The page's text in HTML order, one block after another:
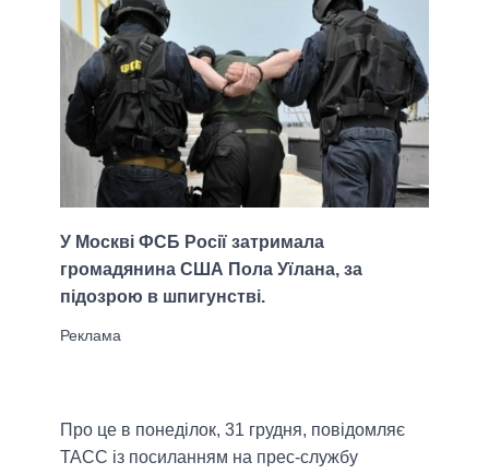
У Москві ФСБ Росії затримала
громадянина США Пола Уїлана, за
підозрою в шпигунстві.
Про це в понеділок, 31 грудня, повідомляє
ТАСС із посиланням на прес-службу